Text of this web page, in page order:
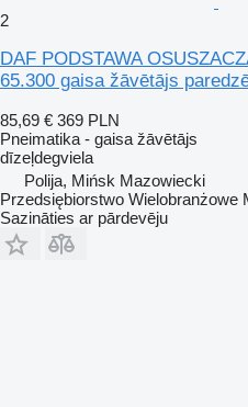
2
DAF PODSTAWA
65.300 gaisa žāvētājs
85,69 € 369 PLN
Pneimatika - gaisa žāvētājs
dīzeļdegviela
Polija, Mińsk Mazowiecki
Przedsiębiorstwo Wielobranżowe
Sazināties ar pārdevēju